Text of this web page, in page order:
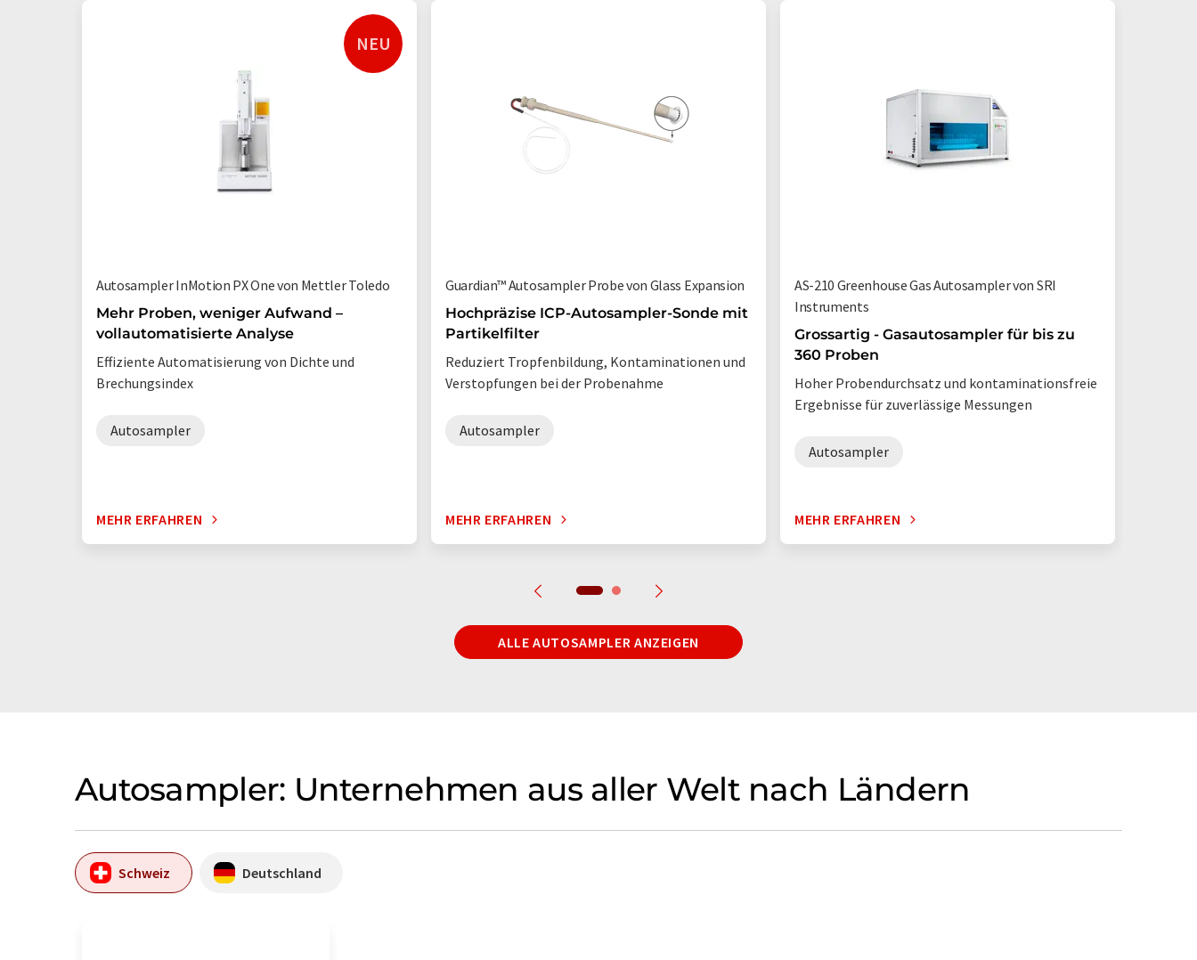
NEU
Autosampler InMotion PX One von Mettler Toledo
Mehr Proben, weniger Aufwand –
vollautomatisierte Analyse
Effiziente Automatisierung von Dichte und
Brechungsindex
Autosampler
MEHR ERFAHREN
Guardian™ Autosampler Probe von Glass Expansion
Hochpräzise ICP-Autosampler-Sonde mit
Partikelfilter
Reduziert Tropfenbildung, Kontaminationen und
Verstopfungen bei der Probenahme
Autosampler
MEHR ERFAHREN
AS-210 Greenhouse Gas Autosampler von SRI
Instruments
Grossartig - Gasautosampler für bis zu
360 Proben
Hoher Probendurchsatz und kontaminationsfreie
Ergebnisse für zuverlässige Messungen
Autosampler
MEHR ERFAHREN
ALLE AUTOSAMPLER ANZEIGEN
Autosampler: Unternehmen aus aller Welt nach Ländern
Schweiz Deutschland